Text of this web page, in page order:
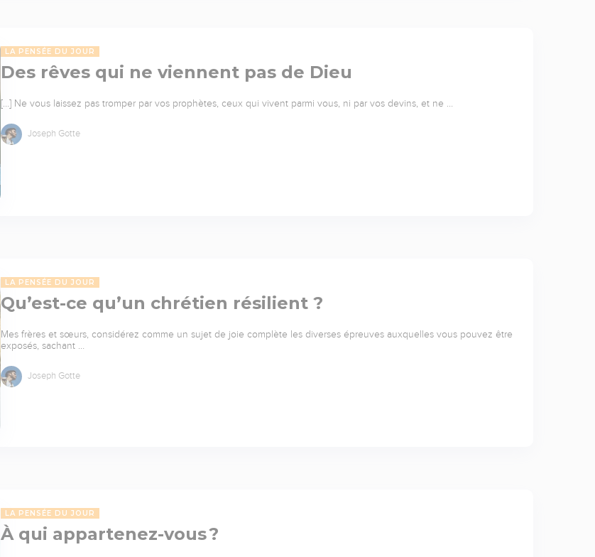
LA PENSÉE DU JOUR
Des rêves qui ne viennent pas de Dieu
[…] Ne vous laissez pas tromper par vos prophètes, ceux qui vivent parmi vous, ni par vos devins, et ne …
Joseph Gotte
LA PENSÉE DU JOUR
Qu’est-ce qu’un chrétien résilient ?
Mes frères et sœurs, considérez comme un sujet de joie complète les diverses épreuves auxquelles vous pouvez être
exposés, sachant …
Joseph Gotte
LA PENSÉE DU JOUR
À qui appartenez-vous ?